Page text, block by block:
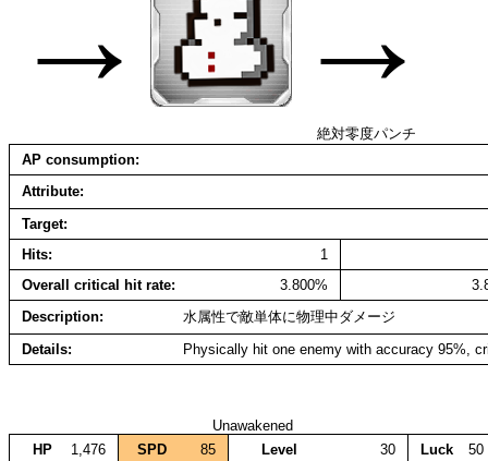
→ →
絶対零度パンチ
AP consumption
Attribute
Target
Hits
1
Overall critical hit rate
3.800%
Description
水属性で敵単体に物理中ダメージ
Details
Physically hit one enemy with accuracy 95%,
Unawakened
HP
1,476 SPD 85 Level 30 Luck
50